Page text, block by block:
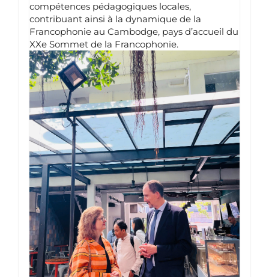
compétences pédagogiques locales,
contribuant ainsi à la dynamique de la
Francophonie au Cambodge, pays d’accueil du
XXe Sommet de la Francophonie.